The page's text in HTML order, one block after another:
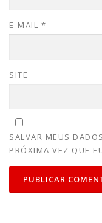
E-MAIL *
SITE
SALVAR MEUS
PRÓXIMA VEZ QUE